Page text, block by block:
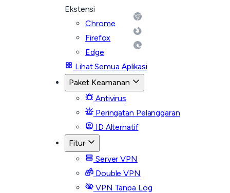
Ekstensi
Chrome
Firefox
Edge
Lihat Semua Aplikasi
Paket Keamanan
Antivirus
Peringatan Pelanggaran
ID Alternatif
Fitur
Server VPN
Double VPN
VPN Tanpa Log